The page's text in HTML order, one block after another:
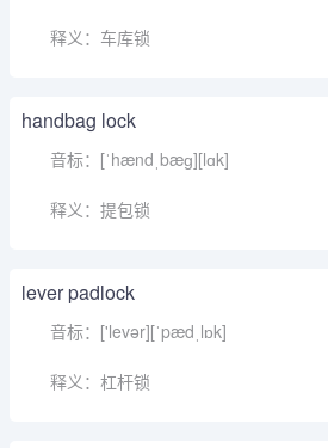
释义：车库锁
handbag lock
音标：[ˈhændˌbæɡ][lɑk]
释义：提包锁
lever padlock
音标：['levər][ˈpædˌlɒk]
释义：杠杆锁